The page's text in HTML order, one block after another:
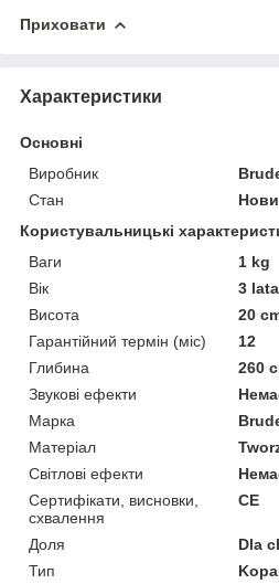
Приховати
Характеристики
Основні
Виробник
Стан
Користувальницькі
Ваги
1 kg
Вік
3
Висота
20
Гарантійний термін (міс)
12
Глибина
260
Звукові ефекти
Марка
Матеріал
Світлові ефекти
Сертифікати, висновки,
схвалення
CE
Доля
Dla
Тип